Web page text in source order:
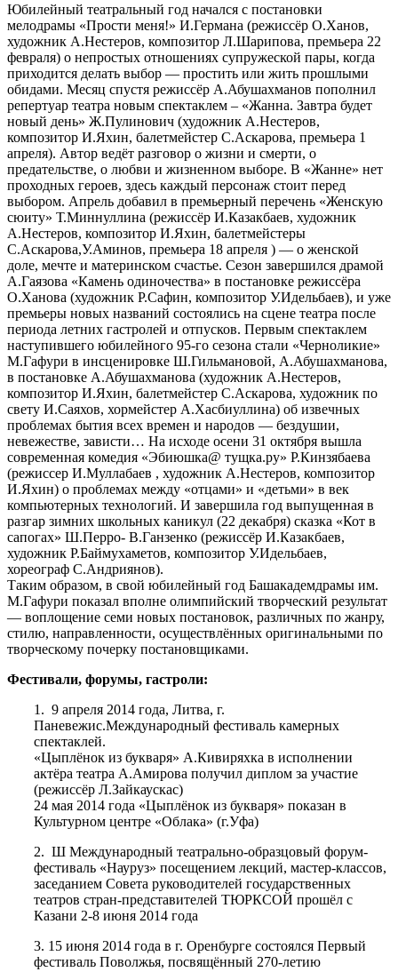
Юбилейный театральный год начался с постановки
мелодрамы «Прости меня!» И.Германа (режиссёр О.Ханов,
художник А.Нестеров, композитор Л.Шарипова, премьера 22
февраля) о непростых отношениях супружеской пары, когда
приходится делать выбор — простить или жить прошлыми
обидами. Месяц спустя режиссёр А.Абушахманов пополнил
репертуар театра новым спектаклем – «Жанна. Завтра будет
новый день» Ж.Пулинович (художник А.Нестеров,
композитор И.Яхин, балетмейстер С.Аскарова, премьера 1
апреля). Автор ведёт разговор о жизни и смерти, о
предательстве, о любви и жизненном выборе. В «Жанне» нет
проходных героев, здесь каждый персонаж стоит перед
выбором. Апрель добавил в премьерный перечень «Женскую
сюиту» Т.Миннуллина (режиссёр И.Казакбаев, художник
А.Нестеров, композитор И.Яхин, балетмейстеры
С.Аскарова,У.Аминов, премьера 18 апреля ) — о женской
доле, мечте и материнском счастье. Сезон завершился драмой
А.Гаязова «Камень одиночества» в постановке режиссёра
О.Ханова (художник Р.Сафин, композитор У.Идельбаев), и уже
премьеры новых названий состоялись на сцене театра после
периода летних гастролей и отпусков. Первым спектаклем
наступившего юбилейного 95-го сезона стали «Черноликие»
М.Гафури в инсценировке Ш.Гильмановой, А.Абушахманова,
в постановке А.Абушахманова (художник А.Нестеров,
композитор И.Яхин, балетмейстер С.Аскарова, художник по
свету И.Саяхов, хормейстер А.Хасбиуллина) об извечных
проблемах бытия всех времен и народов — бездушии,
невежестве, зависти… На исходе осени 31 октября вышла
современная комедия «Эбиюшка@ тущка.ру» Р.Кинзябаева
(режиссер И.Муллабаев , художник А.Нестеров, композитор
И.Яхин) о проблемах между «отцами» и «детьми» в век
компьютерных технологий. И завершила год выпущенная в
разгар зимних школьных каникул (22 декабря) сказка «Кот в
сапогах» Ш.Перро- В.Ганзенко (режиссёр И.Казакбаев,
художник Р.Баймухаметов, композитор У.Идельбаев,
хореограф С.Андриянов).
Таким образом, в свой юбилейный год Башакадемдрамы им.
М.Гафури показал вполне олимпийский творческий результат
— воплощение семи новых постановок, различных по жанру,
стилю, направленности, осуществлённых оригинальными по
творческому почерку постановщиками.
Фестивали, форумы, гастроли:
1. 9 апреля 2014 года, Литва, г.
Паневежис.Международный фестиваль камерных
спектаклей.
«Цыплёнок из букваря» А.Кивиряхка в исполнении
актёра театра А.Амирова получил диплом за участие
(режиссёр Л.Зайкаускас)
24 мая 2014 года «Цыплёнок из букваря» показан в
Культурном центре «Облака» (г.Уфа)
2. Ш Международный театрально-образцовый форум-
фестиваль «Науруз» посещением лекций, мастер-классов,
заседанием Совета руководителей государственных
театров стран-представителей ТЮРКСОЙ прошёл с
Казани 2-8 июня 2014 года
3. 15 июня 2014 года в г. Оренбурге состоялся Первый
фестиваль Поволжья, посвящённый 270-летию